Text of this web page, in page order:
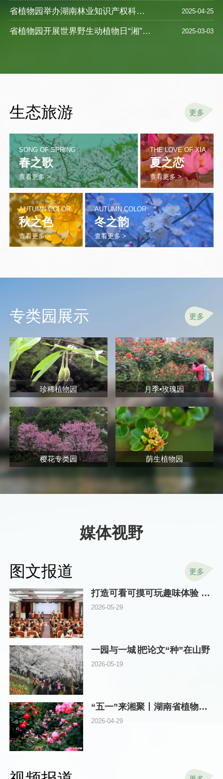
省植物园举办湖南林业知识产权科普宣教活动 2025-04-25
省植物园开展世界野生动植物日“湘”遇奇珍--珍稀野生植物探访之旅活动 2025-03-03
生态旅游 更多
SONG OF SPRING
春之歌
查看更多 >
THE LOVE OF XIA
夏之恋
查看更多 >
AUTUMN COLOR
秋之色
查看更多 >
AUTUMN COLOR
冬之韵
查看更多 >
专类园展示 更多
珍稀植物园 月季•玫瑰园
樱花专类园 荫生植物园
媒体视野
图文报道 更多
打造可看可摸可玩趣味体验 湖南林草科技周在省植物园启动
2026-05-29
一园与一城∣把论文“种”在山野
2026-05-19
“五一”来湘聚丨湖南省植物园邀你探秘“真假”玫瑰，畅游浪漫花海
2026-04-29